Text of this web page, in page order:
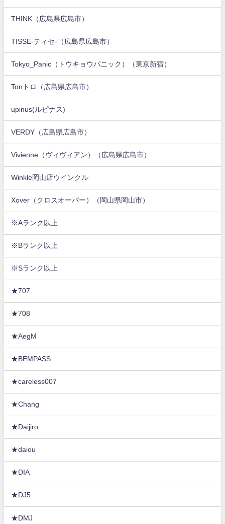
THINK（広島県広島市）
TISSE-ティセ-（広島県広島市）
Tokyo_Panic（トウキョウパニック）（東京新宿）
Tonトロ（広島県広島市）
upinus(ルピナス)
VERDY（広島県広島市）
Vivienne（ヴィヴィアン）（広島県広島市）
Winkle岡山店ウインクル
Xover（クロスオーバー）（岡山県岡山市）
※Aランク以上
※Bランク以上
※Sランク以上
★707
★708
★AegM
★BEMPASS
★careless007
★Chang
★Daijiro
★daiou
★DIA
★DJ5
★DMJ